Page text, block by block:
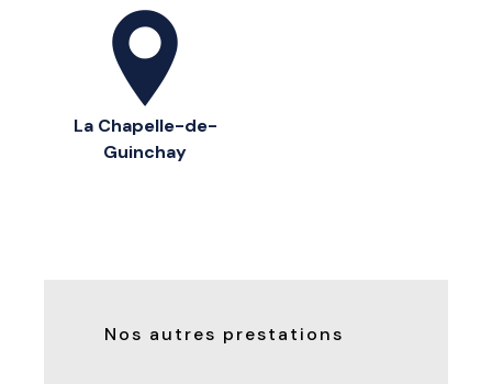
La Chapelle-de-
Guinchay
Nos autres prestations